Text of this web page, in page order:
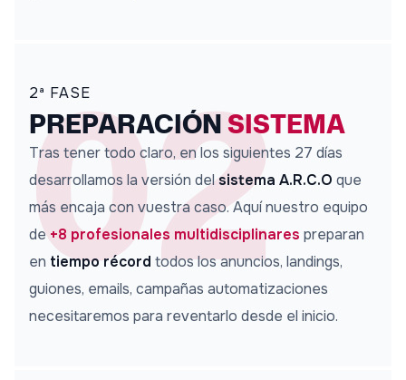
2ª FASE
PREPARACIÓNSISTEMA
Tras tener todo claro, en los siguientes 27 días
desarrollamos la versión delsistema A.R.C.O que
más encaja con vuestra caso. Aquí nuestro equipo
de+8 profesionales multidisciplinares preparan
en tiempo récord todos los anuncios, landings,
guiones, emails, campañas automatizaciones
necesitaremos para reventarlo desde el inicio.
02